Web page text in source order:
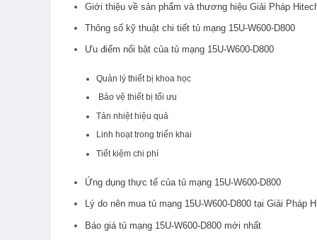
Giới thiệu về sản phẩm và thương hiệu Giải Pháp
Thông số kỹ thuật chi tiết tủ mạng 15U-W600-D800
Ưu điểm nổi bật của tủ mạng 15U-W600-D800
Quản lý thiết bị khoa học
Bảo vệ thiết bị tối ưu
Tản nhiệt hiệu quả
Linh hoạt trong triển khai
Tiết kiệm chi phí
Ứng dụng thực tế của tủ mạng 15U-W600-D800
Lý do nên mua tủ mạng 15U-W600-D800 tại Giải Pháp
Báo giá tủ mạng 15U-W600-D800 mới nhất